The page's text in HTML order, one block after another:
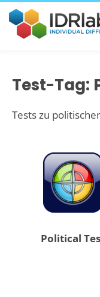
Test-Tag:
Tests zu
Political